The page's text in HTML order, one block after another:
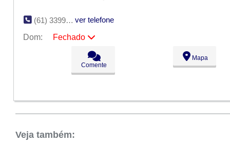
(61) 3399-3400
ver telefone
Dom:
Fechado
09:00 - 18:00
09:00 - 18:00
09:00 - 18:00
Comente
Mapa
Veja também: